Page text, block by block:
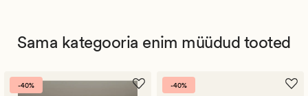
Sama kategooria enim müüdud tooted
-40% -40%